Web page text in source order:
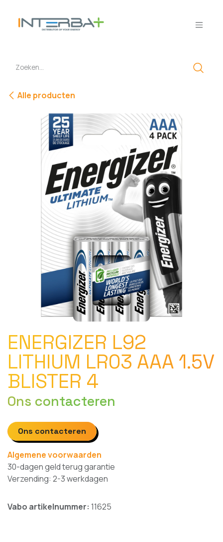
Alle producten
ENERGIZER L92
LITHIUM LR03 AAA 1.5V
BLISTER 4
Ons contacteren
Ons contacteren
Algemene voorwaarden
30-dagen geld terug garantie
Verzending: 2-3 werkdagen
Vabo artikelnummer: 11625